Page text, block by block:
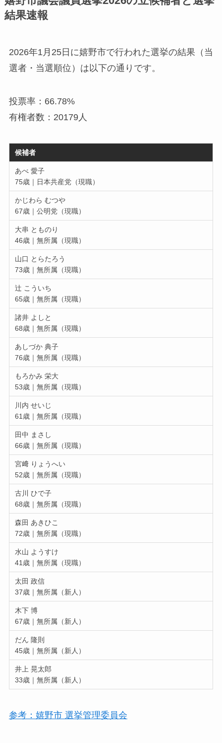
結果速報
2026年1月25日に嬉野市で行われた選挙の結果（当
選者・当選順位）は以下の通りです。
投票率：66.78%
有権者数：20179人
候補者
あべ 愛子
75歳｜日本共産党（現職）
かじわら むつや
67歳｜公明党（現職）
大串 とものり
46歳｜無所属（現職）
山口 とらたろう
73歳｜無所属（現職）
辻 こういち
65歳｜無所属（現職）
諸井 よしと
68歳｜無所属（現職）
あしづか 典子
76歳｜無所属（現職）
もろかみ 栄大
53歳｜無所属（現職）
川内 せいじ
61歳｜無所属（現職）
田中 まさし
66歳｜無所属（現職）
宮﨑 りょうへい
52歳｜無所属（現職）
古川 ひで子
68歳｜無所属（現職）
森田 あきひこ
72歳｜無所属（現職）
水山 ようすけ
41歳｜無所属（現職）
太田 政信
37歳｜無所属（新人）
木下 博
67歳｜無所属（新人）
だん 隆則
45歳｜無所属（新人）
井上 晃太郎
33歳｜無所属（新人）
参考：嬉野市 選挙管理委員会